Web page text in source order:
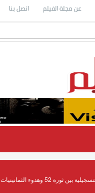
عن مجلة الفيلم اتصل بنا
عوالم السينما التسجيلية بين ثورة 52 وهدوء الثمانينيات